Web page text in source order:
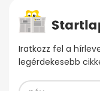
Iratkozz fel a
legérdekesebb